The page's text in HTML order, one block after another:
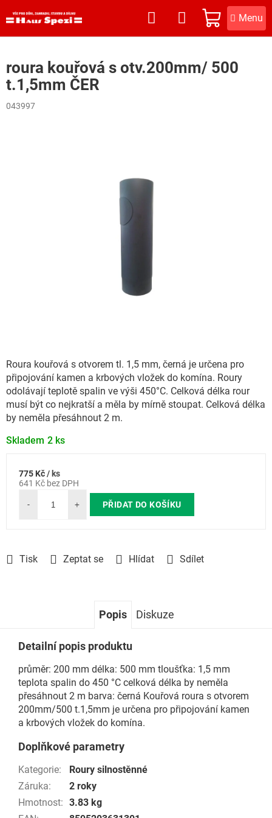
na
NÁKUPNÍ
KOŠÍK
roura kouřová s otv.200mm/ 500
t.1,5mm ČER
043997
Skladem 2 ks
Roura kouřová s otvorem tl. 1,5 mm, černá je určena pro
připojování kamen a krbových vložek do komína. Roury
odolávají teplotě spalin ve výši 450°C. Celková délka rour
musí být co nejkratší a měla by mírně stoupat. Celková délka
by neměla přesáhnout 2 m.
Tisk Zeptat se Hlídat Sdílet
775 Kč/ ks
641 Kč bez DPH
Měrná
PŘIDAT DO KOŠÍKU
Popis Diskuze
Detailní popis produktu
průměr: 200 mm délka: 500 mm tloušťka: 1,5 mm
teplota spalin do 450 °C celková délka by neměla
přesáhnout 2 m barva: černá Kouřová roura s otvorem
200mm/500 t.1,5mm je určena pro připojování kamen
a krbových vložek do komína.
Doplňkové parametry
Kategorie:
Roury silnostěnné
Záruka:
2 roky
Hmotnost: 3.83 kg